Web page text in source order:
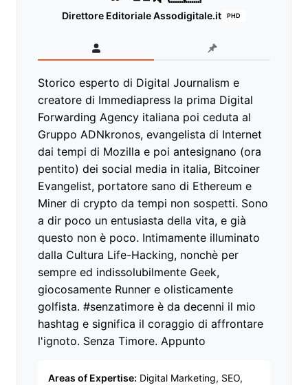
Direttore Editoriale Assodigitale.it PHD
Storico esperto di Digital Journalism e
creatore di Immediapress la prima Digital
Forwarding Agency italiana poi ceduta al
Gruppo ADNkronos, evangelista di Internet
dai tempi di Mozilla e poi antesignano (ora
pentito) dei social media in italia, Bitcoiner
Evangelist, portatore sano di Ethereum e
Miner di crypto da tempi non sospetti. Sono
a dir poco un entusiasta della vita, e già
questo non è poco. Intimamente illuminato
dalla Cultura Life-Hacking, nonchè per
sempre ed indissolubilmente Geek,
giocosamente Runner e olisticamente
golfista. #senzatimore è da decenni il mio
hashtag e significa il coraggio di affrontare
l'ignoto. Senza Timore. Appunto
Areas of Expertise: Digital Marketing, SEO,